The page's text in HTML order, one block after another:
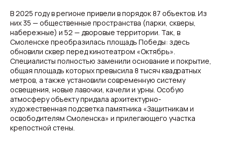
В 2025 году в регионе привели в порядок 87 объектов. Из
них 35 — общественные пространства (парки, скверы,
набережные) и 52 — дворовые территории. Так, в
Смоленске преобразилась площадь Победы: здесь
обновили сквер перед кинотеатром «Октябрь».
Специалисты полностью заменили основание и покрытие,
общая площадь которых превысила 8 тысяч квадратных
метров, а также установили современную систему
освещения, новые лавочки, качели и урны. Особую
атмосферу объекту придала архитектурно-
художественная подсветка памятника «Защитникам и
освободителям Смоленска» и прилегающего участка
крепостной стены.